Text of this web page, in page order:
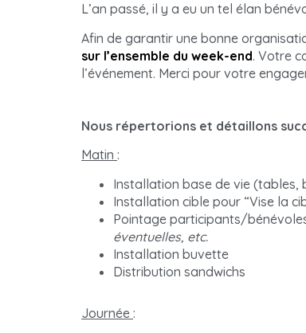
L’an passé, il y a eu un tel élan
Afin de garantir une bonne
sur l’ensemble du week-end. Votre
l’événement. Merci pour votre
Nous répertorions et détaillons
Matin :
Installation base de vie (tables,
Installation cible pour “Vise la
Pointage participants/
éventuelles, etc.
Installation buvette
Distribution sandwichs
Journée :